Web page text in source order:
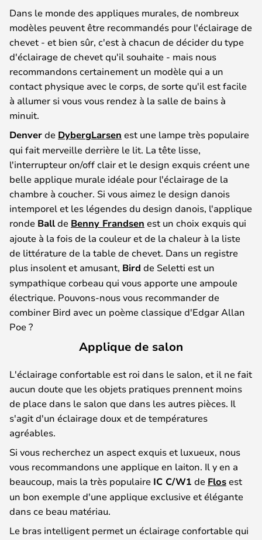
Dans le monde des appliques murales, de nombreux
modèles peuvent être recommandés pour l'éclairage de
chevet - et bien sûr, c'est à chacun de décider du type
d'éclairage de chevet qu'il souhaite - mais nous
recommandons certainement un modèle qui a un
contact physique avec le corps, de sorte qu'il est facile
à allumer si vous vous rendez à la salle de bains à
minuit.
Denverde DybergLarsen est une lampe très populaire
qui fait merveille derrière le lit. La tête lisse,
l'interrupteur on/off clair et le design exquis créent une
belle applique murale idéale pour l'éclairage de la
chambre à coucher. Si vous aimez le design danois
intemporel et les légendes du design danois, l'applique
ronde Ballde Benny Frandsen est un choix exquis qui
ajoute à la fois de la couleur et de la chaleur à la liste
de littérature de la table de chevet. Dans un registre
plus insolent et amusant, Bird de Seletti est un
sympathique corbeau qui vous apporte une ampoule
électrique. Pouvons-nous vous recommander de
combiner Bird avec un poème classique d'Edgar Allan
Poe ?
Applique de salon
L'éclairage confortable est roi dans le salon, et il ne fait
aucun doute que les objets pratiques prennent moins
de place dans le salon que dans les autres pièces. Il
s'agit d'un éclairage doux et de températures
agréables.
Si vous recherchez un aspect exquis et luxueux, nous
vous recommandons une applique en laiton. Il y en a
beaucoup, mais la très populaire IC C/W1 de Flosest
un bon exemple d'une applique exclusive et élégante
dans ce beau matériau.
Le bras intelligent permet un éclairage confortable qui